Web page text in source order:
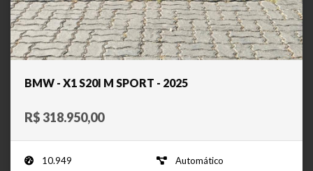
BMW - X1 S20I M SPORT - 2025
R$ 318.950,00
10.949
Automático